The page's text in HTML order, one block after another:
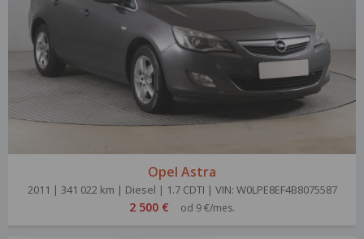
Opel Astra
2011 | 341 022 km | Diesel | 1.7 CDTI | VIN: W0LPE8EF4B8075587
2 500 € od 9 €/mes.